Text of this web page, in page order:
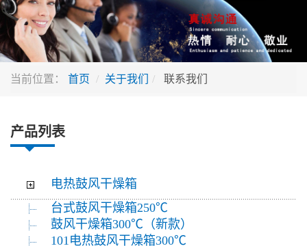
当前位置： 首页 关于我们 联系我们
产品列表
电热鼓风干燥箱
台式鼓风干燥箱250℃
鼓风干燥箱300℃（新款）
101电热鼓风干燥箱300℃